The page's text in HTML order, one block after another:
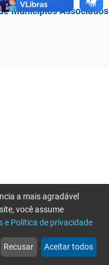
Municípios Associados
web
Notícias
more_horiz
Mais
a mais agradável
você assume
e Política de privacidade
Recusar Aceitar todos
novamente